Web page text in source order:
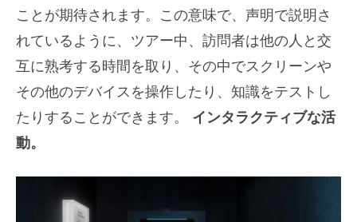
ことが期待されます。この意味で、声明で説明さ
れているように、ツアー中、訪問者は他の人と交
互に熟考する時間を取り、その中でスクリーンや
その他のデバイスを操作したり、知識をテストし
たりすることができます。 インタラクティブな活
動。